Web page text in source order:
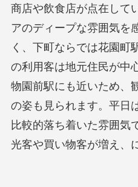
商店や飲食店が点在して
アのディープな雰囲気を
く、下町ならでは花園町
の利用客は地元住民が中
物園前駅にも近いため、
の姿も見られます。平日
比較的落ち着いた雰囲気
光客や買い物客が増え、